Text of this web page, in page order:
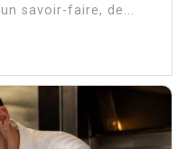
savoir-faire, de...